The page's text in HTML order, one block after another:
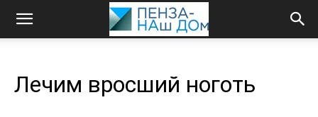
Лечим вросший ноготь